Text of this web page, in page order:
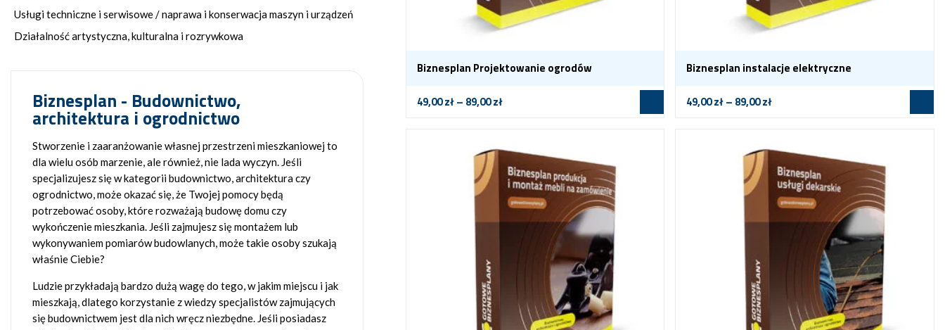
Usługi techniczne i serwisowe / naprawa i konserwacja maszyn i urządzeń
Działalność artystyczna, kulturalna i rozrywkowa
Biznesplan - Budownictwo,
architektura i ogrodnictwo
Stworzenie i zaaranżowanie własnej przestrzeni mieszkaniowej to
dla wielu osób marzenie, ale również, nie lada wyczyn. Jeśli
specjalizujesz się w kategorii budownictwo, architektura czy
ogrodnictwo, może okazać się, że Twojej pomocy będą
potrzebować osoby, które rozważają budowę domu czy
wykończenie mieszkania. Jeśli zajmujesz się montażem lub
wykonywaniem pomiarów budowlanych, może takie osoby szukają
właśnie Ciebie?
Ludzie przykładają bardzo dużą wagę do tego, w jakim miejscu i jak
mieszkają, dlatego korzystanie z wiedzy specjalistów zajmujących
się budownictwem jest dla nich wręcz niezbędne. Jeśli posiadasz
Biznesplan Projektowanie ogrodów
49,00zł– 89,00zł
Biznesplan instalacje elektryczne
49,00zł– 89,00zł